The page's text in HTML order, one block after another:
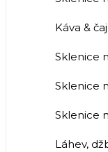
Káva & čaj
Sklenice
Sklenice
Sklenice
Láhev,